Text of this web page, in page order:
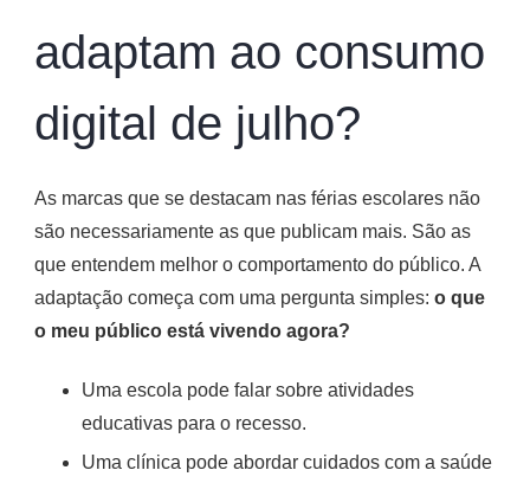
adaptam ao consumo
digital de julho?
As marcas que se destacam nas férias escolares não
são necessariamente as que publicam mais. São as
que entendem melhor o comportamento do público. A
adaptação começa com uma pergunta simples: o que
o meu público está vivendo agora?
Uma escola pode falar sobre atividades
educativas para o recesso.
Uma clínica pode abordar cuidados com a saúde